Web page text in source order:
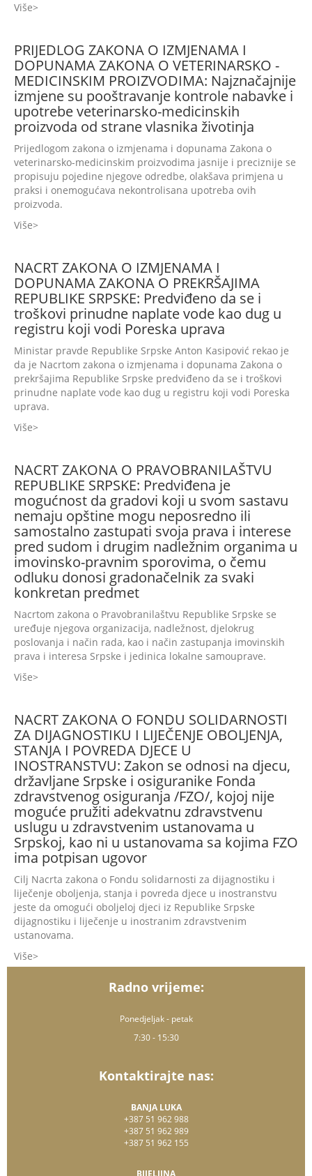
Više
PRIJEDLOG ZAKONA O IZMJENAMA I
DOPUNAMA ZAKONA O VETERINARSKO -
MEDICINSKIM PROIZVODIMA: Najznačajnije
izmjene su pooštravanje kontrole nabavke i
upotrebe veterinarsko-medicinskih
proizvoda od strane vlasnika životinja
Prijedlogom zakona o izmjenama i dopunama Zakona o
veterinarsko-medicinskim proizvodima jasnije i preciznije se
propisuju pojedine njegove odredbe, olakšava primjena u
praksi i onemogućava nekontrolisana upotreba ovih
proizvoda.
Više
NACRT ZAKONA O IZMJENAMA I
DOPUNAMA ZAKONA O PREKRŠAJIMA
REPUBLIKE SRPSKE: Predviđeno da se i
troškovi prinudne naplate vode kao dug u
registru koji vodi Poreska uprava
Ministar pravde Republike Srpske Anton Kasipović rekao je
da je Nacrtom zakona o izmjenama i dopunama Zakona o
prekršajima Republike Srpske predviđeno da se i troškovi
prinudne naplate vode kao dug u registru koji vodi Poreska
uprava.
Više
NACRT ZAKONA O PRAVOBRANILAŠTVU
REPUBLIKE SRPSKE: Predviđena je
mogućnost da gradovi koji u svom sastavu
nemaju opštine mogu neposredno ili
samostalno zastupati svoja prava i interese
pred sudom i drugim nadležnim organima u
imovinsko-pravnim sporovima, o čemu
odluku donosi gradonačelnik za svaki
konkretan predmet
Nacrtom zakona o Pravobranilaštvu Republike Srpske se
uređuje njegova organizacija, nadležnost, djelokrug
poslovanja i način rada, kao i način zastupanja imovinskih
prava i interesa Srpske i jedinica lokalne samouprave.
Više
NACRT ZAKONA O FONDU SOLIDARNOSTI
ZA DIJAGNOSTIKU I LIJEČENJE OBOLJENJA,
STANJA I POVREDA DJECE U
INOSTRANSTVU: Zakon se odnosi na djecu,
državljane Srpske i osiguranike Fonda
zdravstvenog osiguranja /FZO/, kojoj nije
moguće pružiti adekvatnu zdravstvenu
uslugu u zdravstvenim ustanovama u
Srpskoj, kao ni u ustanovama sa kojima FZO
ima potpisan ugovor
Cilj Nacrta zakona o Fondu solidarnosti za dijagnostiku i
liječenje oboljenja, stanja i povreda djece u inostranstvu
jeste da omogući oboljeloj djeci iz Republike Srpske
dijagnostiku i liječenje u inostranim zdravstvenim
ustanovama.
Više
Radno vrijeme:
Ponedjeljak - petak
7:30 - 15:30
Kontaktirajte nas:
BANJA LUKA
+387 51 962 988
+387 51 962 989
+387 51 962 155
BIJELJINA